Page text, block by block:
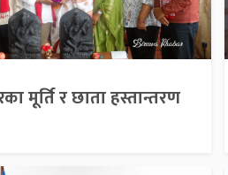
मूर्ति र छाता हस्तान्तरण